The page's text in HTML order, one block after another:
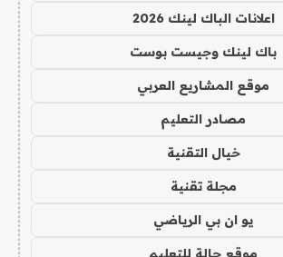
اعلانات الباك لينك 2026
باك لينك وجيست بوست
موقع المشاريع العربي
مصادر التعليم
خيال التقنية
مجلة تقنية
يو ان بي الرياضي
موقع حالة للتعليم